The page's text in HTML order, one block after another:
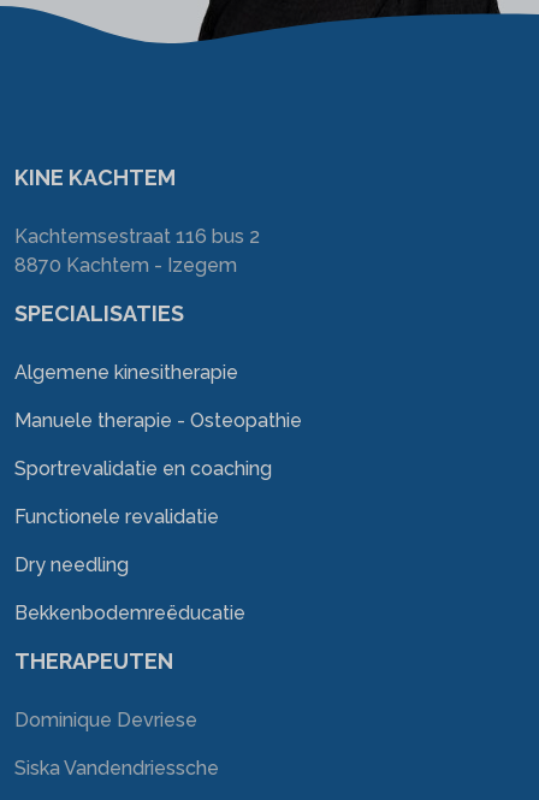
KINE KACHTEM
Kachtemsestraat 116 bus 2
8870 Kachtem - Izegem
SPECIALISATIES
Algemene kinesitherapie
Manuele therapie - Osteopathie
Sportrevalidatie en coaching
Functionele revalidatie
Dry needling
Bekkenbodemreëducatie
THERAPEUTEN
Dominique Devriese
Siska Vandendriessche